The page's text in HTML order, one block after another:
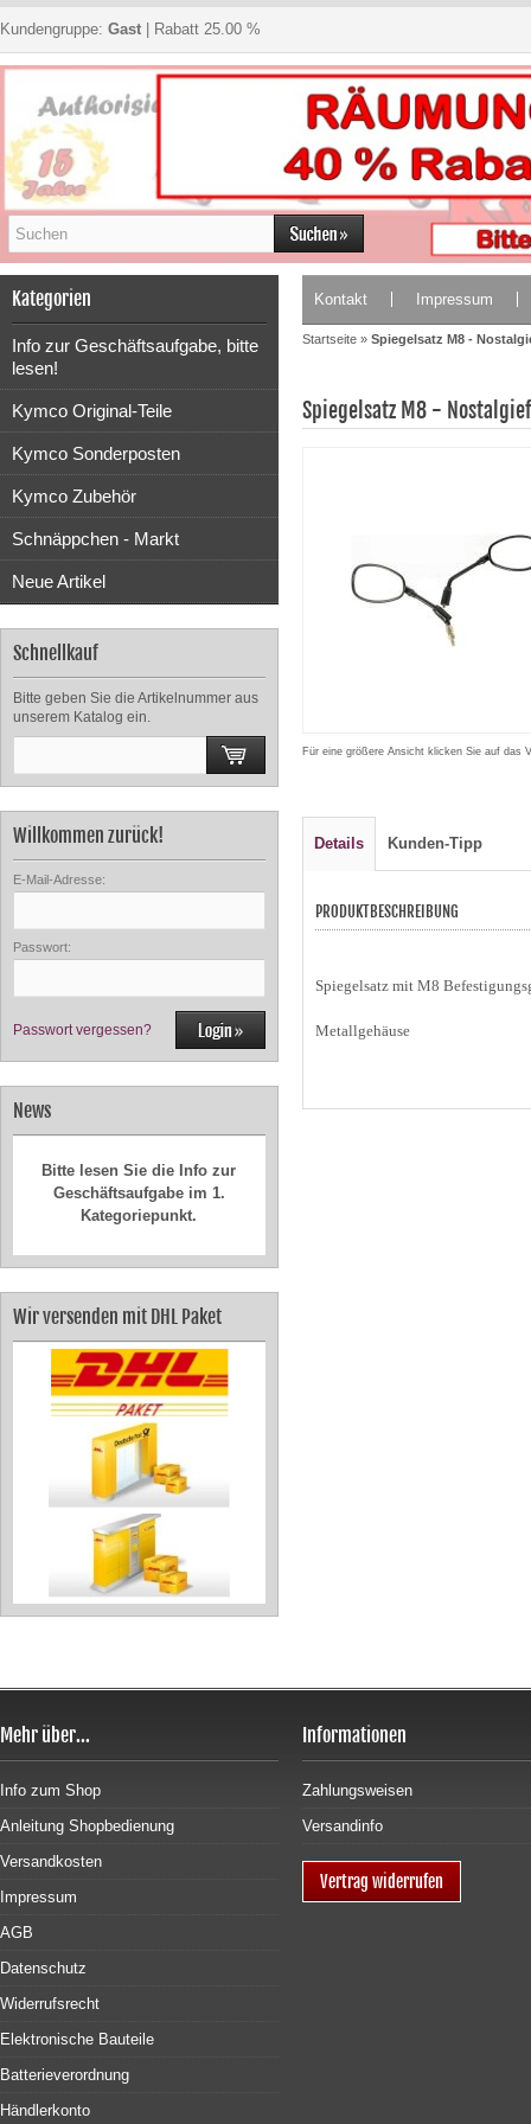
Kundengruppe: Gast | Rabatt 25.00 %
Kategorien
Info zur Geschäftsaufgabe, bitte
lesen!
Kymco Original-Teile
Kymco Sonderposten
Kymco Zubehör
Schnäppchen - Markt
Neue Artikel
Schnellkauf
Bitte geben Sie die Artikelnummer aus
unserem Katalog ein.
Willkommen zurück!
E-Mail-Adresse:
Passwort:
Passwort vergessen?
News
Bitte lesen Sie die Info zur
Geschäftsaufgabe im 1.
Kategoriepunkt.
Wir versenden mit DHL Paket
Kontakt Impressum
Startseite » Spiegelsatz M8 -
Spiegelsatz M8 -
Für eine größere Ansicht klicken Sie auf das
Details Kunden-Tipp
PRODUKTBESCHREIBUNG
Spiegelsatz mit M8
Metallgehäuse
Mehr über...
Info zum Shop
Anleitung Shopbedienung
Versandkosten
Impressum
AGB
Datenschutz
Widerrufsrecht
Elektronische Bauteile
Batterieverordnung
Händlerkonto
Informationen
Zahlungsweisen
Versandinfo
Vertrag widerrufen